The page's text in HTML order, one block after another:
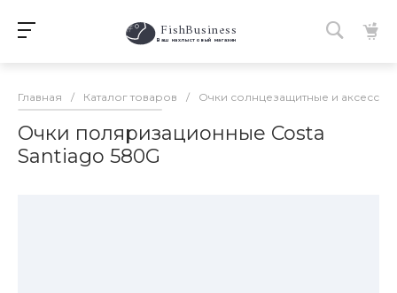
FishBusiness
Ваш нахлыстовый магазин
Главная / Каталог товаров / Очки солнцезащитные и
Очки поляризационные Costa
Santiago 580G